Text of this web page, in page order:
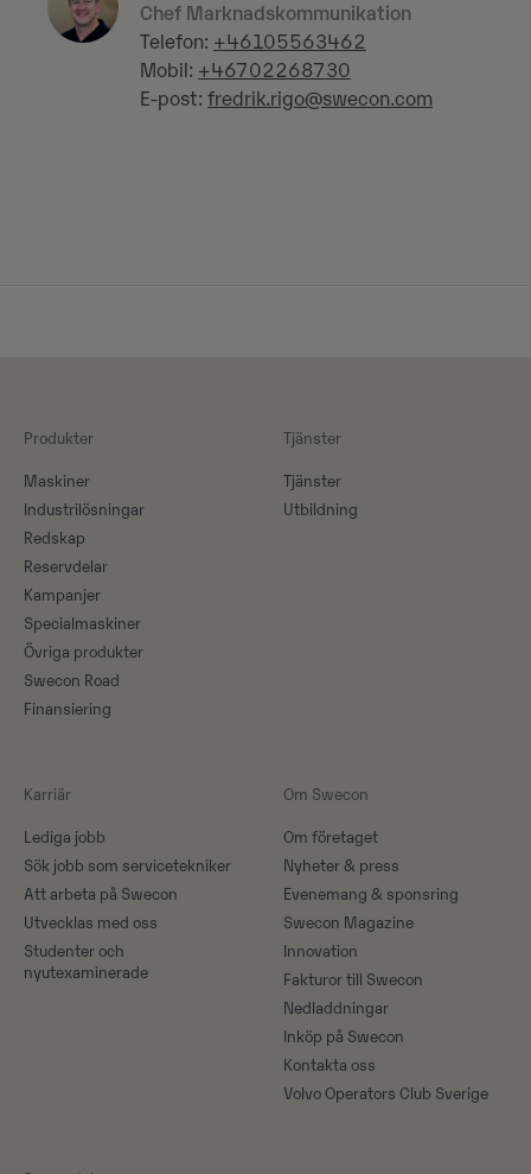
Chef Marknadskommunikation
Telefon: +46105563462
Mobil: +46702268730
E-post: fredrik.rigo@swecon.com
Produkter
Maskiner​
Industrilösningar
Redskap
Reservdelar
Kampanjer
Specialmaskiner
Övriga produkter
Swecon Road
Finansiering
Tjänster
Tjänster
Utbildning
Karriär
Lediga jobb
Sök jobb som servicetekniker
Att arbeta på Swecon
Utvecklas med oss
Studenter och
nyutexaminerade
Om Swecon
Om företaget
Nyheter & press
Evenemang & sponsring
Swecon Magazine
Innovation
Fakturor till Swecon
Nedladdningar
Inköp på Swecon
Kontakta oss
Volvo Operators Club Sverige